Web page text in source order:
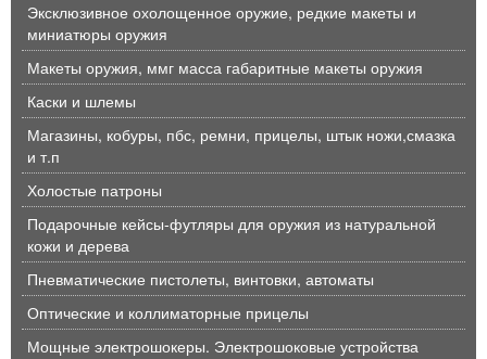
Эксклюзивное охолощенное оружие, редкие макеты и
миниатюры оружия
Макеты оружия, ммг масса габаритные макеты оружия
Каски и шлемы
Магазины, кобуры, пбс, ремни, прицелы, штык ножи,смазка
и т.п
Холостые патроны
Подарочные кейсы-футляры для оружия из натуральной
кожи и дерева
Пневматические пистолеты, винтовки, автоматы
Оптические и коллиматорные прицелы
Мощные электрошокеры. Электрошоковые устройства